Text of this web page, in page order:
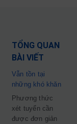
TỔNG QUAN
BÀI VIẾT
Vẫn tồn tại
những khó khăn
Phương thức
xét tuyển cần
được đơn giản